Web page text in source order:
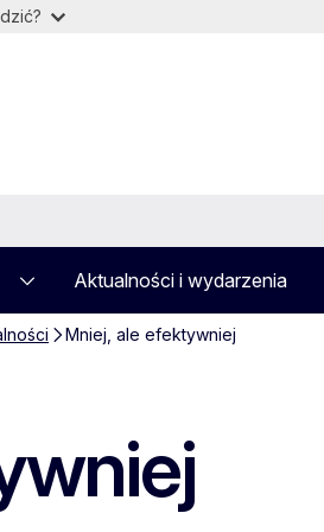
Aktualności i wydarzenia
Mniej, ale efektywniej